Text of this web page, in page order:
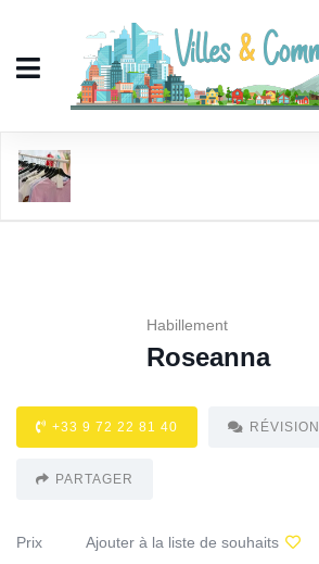
Habillement
Roseanna
+33 9 72 22 81 40 RÉVISION
PARTAGER
Prix Ajouter à la liste de souhaits